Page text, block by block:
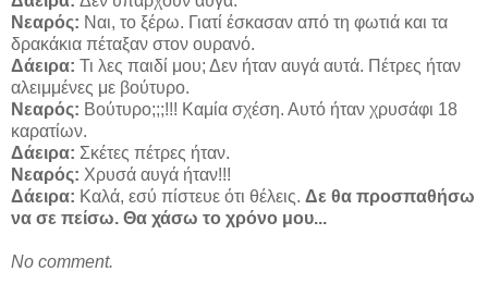
Νεαρός: Ναι, το ξέρω. Γιατί έσκασαν από τη φωτιά και τα
δρακάκια πέταξαν στον ουρανό.
Δάειρα: Τι λες παιδί μου; Δεν ήταν αυγά αυτά. Πέτρες ήταν
αλειμμένες με βούτυρο.
Νεαρός: Βούτυρο;;;!!! Καμία σχέση. Αυτό ήταν χρυσάφι 18
καρατίων.
Δάειρα: Σκέτες πέτρες ήταν.
Νεαρός: Χρυσά αυγά ήταν!!!
Δάειρα: Καλά, εσύ πίστευε ότι θέλεις. Δε θα προσπαθήσω
να σε πείσω. Θα χάσω το χρόνο μου...
No comment.